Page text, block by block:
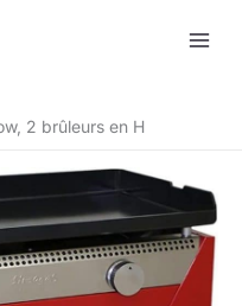
2 brûleurs en H